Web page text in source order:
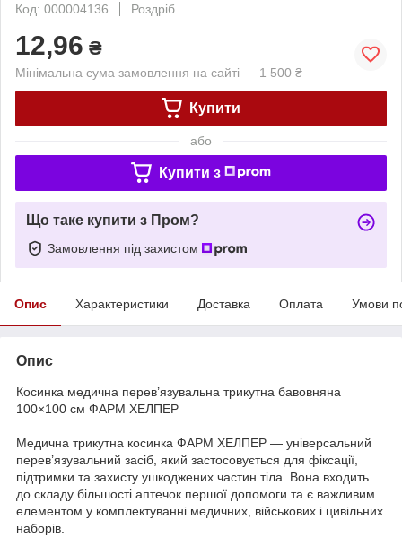
Код: 000004136
Роздріб
12,96 ₴
Мінімальна сума замовлення на сайті — 1 500 ₴
Купити
або
Купити з
Що таке купити з Пром?
Замовлення під захистом
Опис Характеристики Доставка Оплата Умови
Опис
Косинка медична перев’язувальна трикутна бавовняна
100×100 см ФАРМ ХЕЛПЕР
Медична трикутна косинка ФАРМ ХЕЛПЕР — універсальний
перев’язувальний засіб, який застосовується для фіксації,
підтримки та захисту ушкоджених частин тіла. Вона входить
до складу більшості аптечок першої допомоги та є важливим
елементом у комплектуванні медичних, військових і цивільних
наборів.